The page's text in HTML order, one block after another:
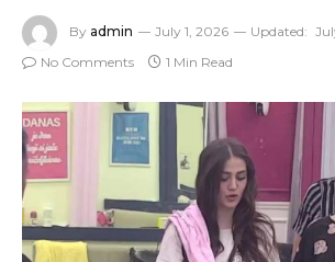
By admin July 1, 2026 Updated:
No Comments
1 Min Read